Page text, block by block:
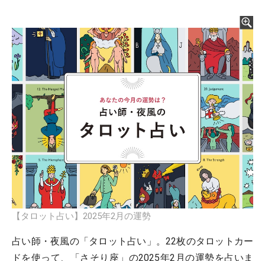
【タロット占い】2025年2月の運勢
占い師・夜風の「タロット占い」。22枚のタロットカー
ドを使って、「さそり座」の2025年2月の運勢を占いま